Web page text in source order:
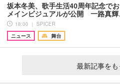
坂本冬美、歌手生活40周年記念で
メインビジュアルが公開 一路真輝
18:00 ｜ SPICER
ニュース
舞台
最新記事を